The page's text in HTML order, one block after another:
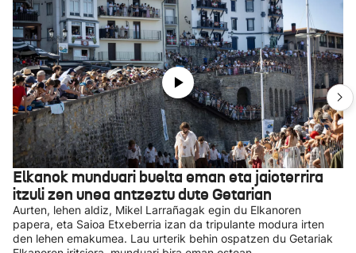
Elkanok munduari buelta eman eta jaioterrira
itzuli zen unea antzeztu dute Getarian
Aurten, lehen aldiz, Mikel Larrañagak egin du Elkanoren
papera, eta Saioa Etxeberria izan da tripulante modura irten
den lehen emakumea. Lau urterik behin ospatzen du Getariak